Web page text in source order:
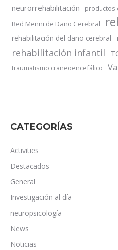
neurorrehabilitación productos
Red Menni de Daño Cerebral
rehabilitación del daño cerebral
rehabilitación infantil
traumatismo craneoencefálico
CATEGORÍAS
Activities
Destacados
General
Investigación al día
neuropsicología
News
Noticias